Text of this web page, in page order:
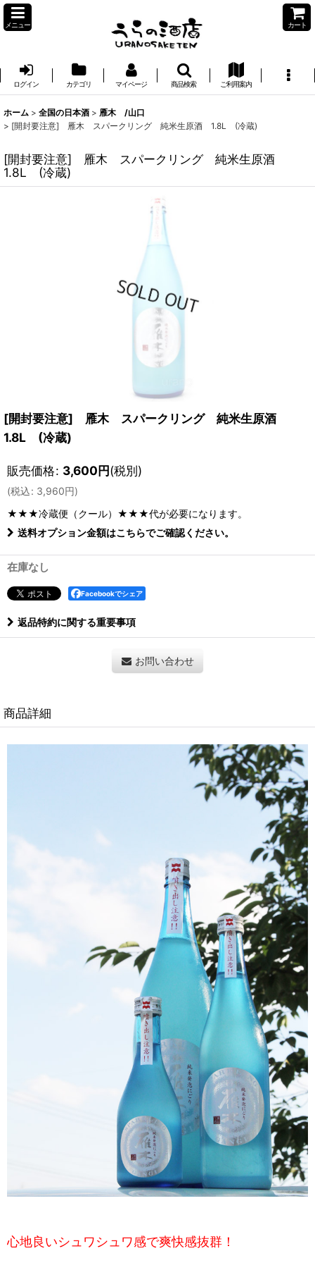
メニュー カート
ログイン カテゴリ マイページ 商品検索 ご利用案内
ホーム > 全国の日本酒 > 雁木 /山口
> [開封要注意] 雁木 スパークリング 純米生原酒 1.8L (冷蔵)
[開封要注意] 雁木 スパークリング 純米生原酒
1.8L (冷蔵)
[開封要注意] 雁木 スパークリング 純米生原酒
1.8L (冷蔵)
販売価格: 3,600円(税別)
(税込: 3,960円)
★★★冷蔵便（クール）★★★代が必要になります。
送料オプション金額はこちらでご確認ください。
在庫なし
Facebookでシェア
返品特約に関する重要事項
お問い合わせ
商品詳細
心地良いシュワシュワ感で爽快感抜群！